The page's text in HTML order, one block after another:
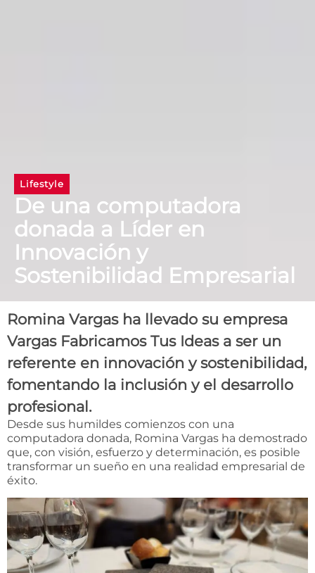
Lifestyle
De una computadora
donada a Líder en
Innovación y
Sostenibilidad Empresarial
Romina Vargas ha llevado su empresa
Vargas Fabricamos Tus Ideas a ser un
referente en innovación y sostenibilidad,
fomentando la inclusión y el desarrollo
profesional.
Desde sus humildes comienzos con una
computadora donada, Romina Vargas ha demostrado
que, con visión, esfuerzo y determinación, es posible
transformar un sueño en una realidad empresarial de
éxito.